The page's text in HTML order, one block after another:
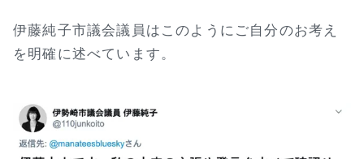
伊藤純子市議会議員はこのようにご自分のお考え
を明確に述べています。